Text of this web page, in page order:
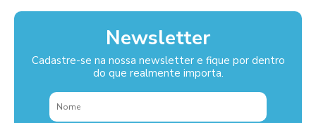
Newsletter
Cadastre-se na nossa newsletter e fique por dentro
do que realmente importa.